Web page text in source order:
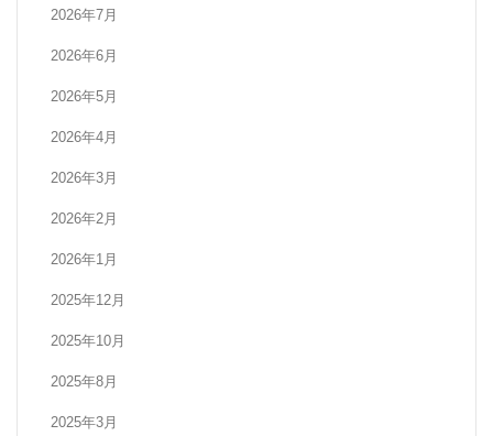
2026年7月
2026年6月
2026年5月
2026年4月
2026年3月
2026年2月
2026年1月
2025年12月
2025年10月
2025年8月
2025年3月